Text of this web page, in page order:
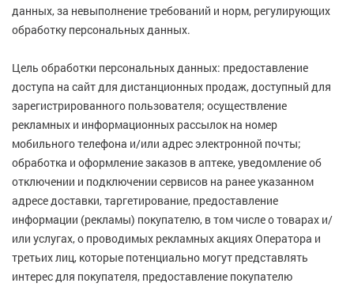
данных, за невыполнение требований и норм, регулирующих
обработку персональных данных.
Цель обработки персональных данных: предоставление
доступа на сайт для дистанционных продаж, доступный для
зарегистрированного пользователя; осуществление
рекламных и информационных рассылок на номер
мобильного телефона и/или адрес электронной почты;
обработка и оформление заказов в аптекe, уведомление об
отключении и подключении сервисов на ранее указанном
адресе доставки, таргетирование, предоставление
информации (рекламы) покупателю, в том числе о товарах и/
или услугах, о проводимых рекламных акциях Оператора и
третьих лиц, которые потенциально могут представлять
интерес для покупателя, предоставление покупателю